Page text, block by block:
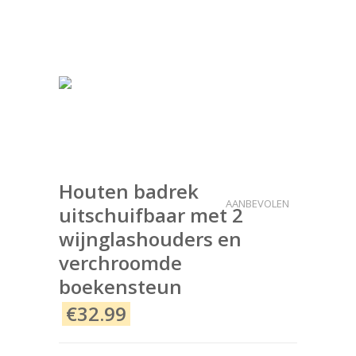
Houten badrek
uitschuifbaar met 2
wijnglashouders en
verchroomde
boekensteun
€32.99
AANBEVOLEN